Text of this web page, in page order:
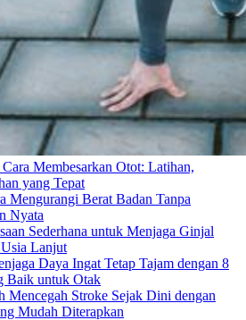
Membesarkan Otot: Latihan,
yang Tepat
Mengurangi Berat Badan Tanpa
Nyata
Sederhana untuk Menjaga Ginjal
Lanjut
Daya Ingat Tetap Tajam dengan 8
Baik untuk Otak
Mencegah Stroke Sejak Dini dengan
Mudah Diterapkan